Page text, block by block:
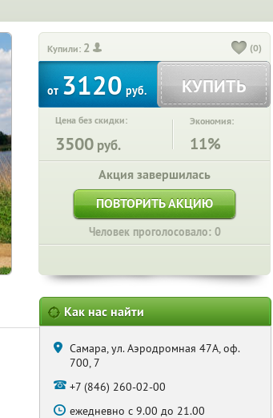
Купили: 2 (0)
от 3120 руб. КУПИТЬ
Цена без скидки:
3500 руб.
Экономия:
11%
Акция завершилась
ПОВТОРИТЬ АКЦИЮ
Человек проголосовало: 0
Как нас найти
Самара, ул. Аэродромная 47А, оф.
700, 7
+7 (846) 260-02-00
ежедневно с 9.00 до 21.00